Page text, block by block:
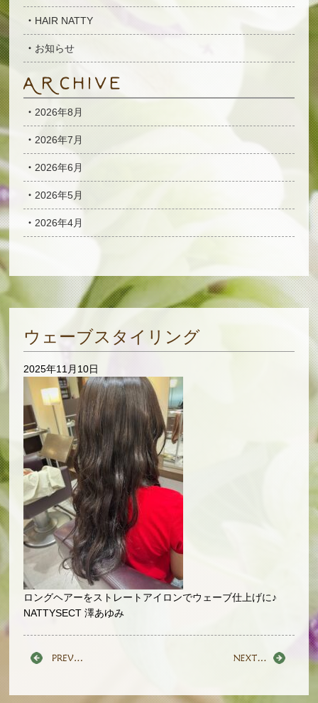
HAIR NATTY
お知らせ
2026年8月
2026年7月
2026年6月
2026年5月
2026年4月
ウェーブスタイリング
2025年11月10日
ロングヘアーをストレートアイロンでウェーブ仕上げに♪
NATTYSECT 澤あゆみ